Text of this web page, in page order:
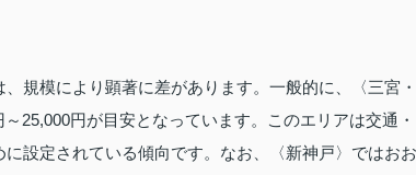
規模により顕著に差があります。一般的に、〈三宮・
25,000円が目安となっています。このエリアは交通・
設定されている傾向です。なお、〈新神戸〉ではおお